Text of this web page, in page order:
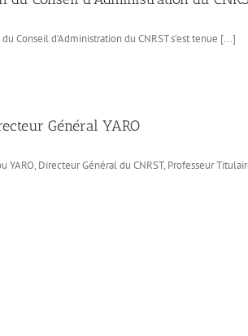
Conseil d’Administration du CNRST s’est tenue [...]
Général YARO
YARO, Directeur Général du CNRST, Professeur